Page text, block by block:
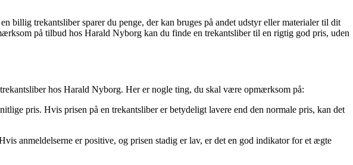
billig trekantsliber sparer du penge, der kan bruges på andet udstyr eller materialer til dit
på tilbud hos Harald Nyborg kan du finde en trekantsliber til en rigtig god pris, uden
hos Harald Nyborg. Her er nogle ting, du skal være opmærksom på:
pris. Hvis prisen på en trekantsliber er betydeligt lavere end den normale pris, kan det
anmeldelserne er positive, og prisen stadig er lav, er det en god indikator for et ægte